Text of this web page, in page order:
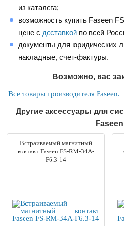
из каталога;
возможность купить Faseen
цене с доставкой по всей
документы для юридических
накладные, счет-фактуры.
Возможно, вас
Все товары производителя Faseen.
Другие аксессуары для
Встраиваемый магнитный
контакт Faseen FS-RM-34A-
F6.3-14